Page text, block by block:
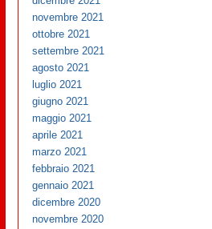
novembre 2021
ottobre 2021
settembre 2021
agosto 2021
luglio 2021
giugno 2021
maggio 2021
aprile 2021
marzo 2021
febbraio 2021
gennaio 2021
dicembre 2020
novembre 2020